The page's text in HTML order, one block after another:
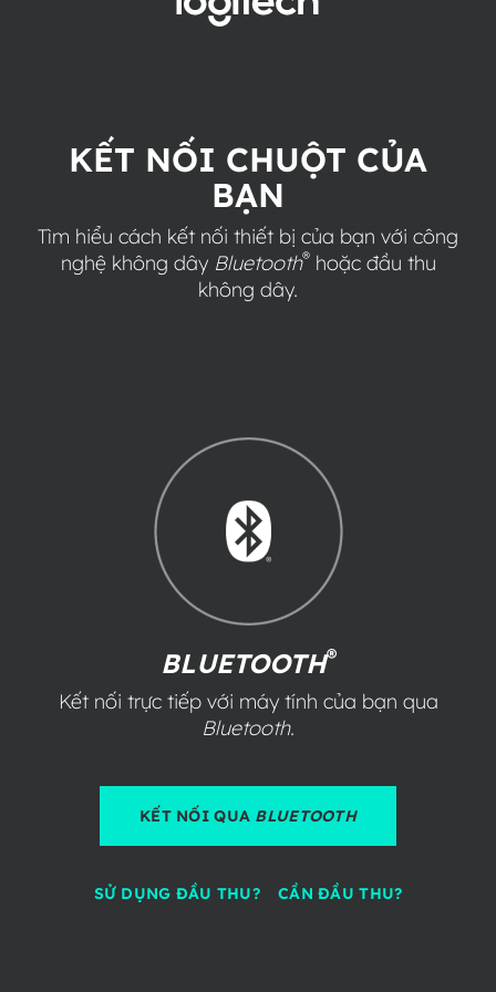
CỦAKẾT NỐI CHUỘT CỦA
BẠN
Tìm hiểu cách kết nối thiết bị của bạn với công
nghệ không dây Bluetooth®hoặc đầu thu
không dây.
BLUETOOTH®
Kết nối trực tiếp với máy tính của bạn qua
Bluetooth.
KẾT NỐI QUA BLUETOOTH
SỬ DỤNG ĐẦU THU? CẦN ĐẦU THU?